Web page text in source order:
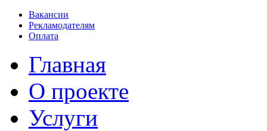
Вакансии
Рекламодателям
Оплата
Главная
О проекте
Услуги